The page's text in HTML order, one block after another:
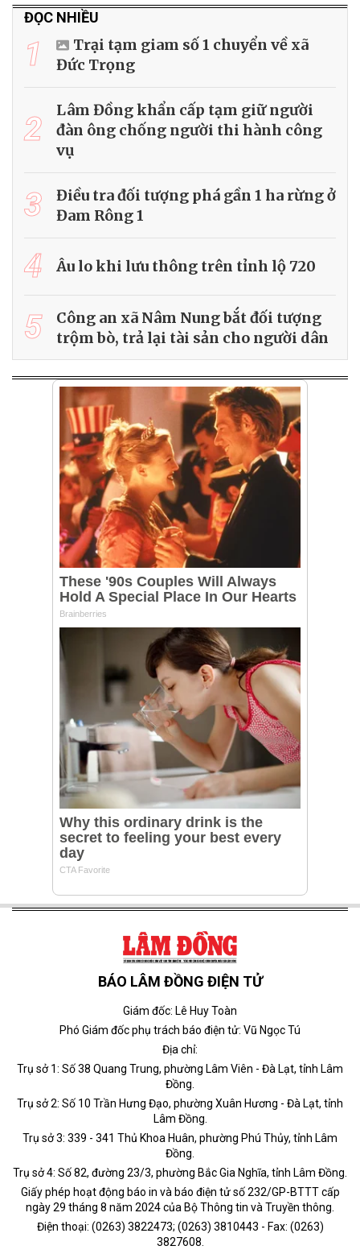
ĐỌC NHIỀU
1
Trại tạm giam số 1 chuyển về xã
Đức Trọng
2
Lâm Đồng khẩn cấp tạm giữ người
đàn ông chống người thi hành công
vụ
3
Điều tra đối tượng phá gần 1 ha rừng ở
Đam Rông 1
4 Âu lo khi lưu thông trên tỉnh lộ 720
5
Công an xã Nâm Nung bắt đối tượng
trộm bò, trả lại tài sản cho người dân
BÁO LÂM ĐỒNG ĐIỆN TỬ
Giám đốc: Lê Huy Toàn
Phó Giám đốc phụ trách báo điện tử: Vũ Ngọc Tú
Địa chỉ:
Trụ sở 1: Số 38 Quang Trung, phường Lâm Viên - Đà Lạt, tỉnh Lâm
Đồng.
Trụ sở 2: Số 10 Trần Hưng Đạo, phường Xuân Hương - Đà Lạt, tỉnh
Lâm Đồng.
Trụ sở 3: 339 - 341 Thủ Khoa Huân, phường Phú Thủy, tỉnh Lâm
Đồng.
Trụ sở 4: Số 82, đường 23/3, phường Bắc Gia Nghĩa, tỉnh Lâm Đồng.
Giấy phép hoạt động báo in và báo điện tử số 232/GP-BTTT cấp
ngày 29 tháng 8 năm 2024 của Bộ Thông tin và Truyền thông.
Điện thoại: (0263) 3822473; (0263) 3810443 - Fax: (0263)
3827608.